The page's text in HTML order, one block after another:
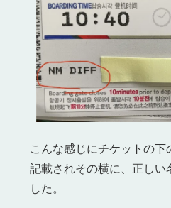
こんな感じにチケットの下
記載されその横に、正しい
した。